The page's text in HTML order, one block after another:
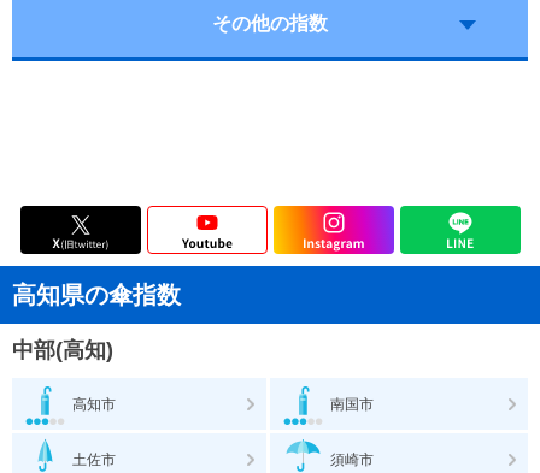
その他の指数
高知県の傘指数
中部(高知)
高知市 南国市
土佐市 須崎市